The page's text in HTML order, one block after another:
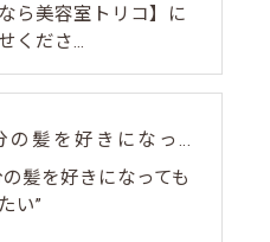
ら美容室トリコ】に
くださ...
“自分の髪を好きになってもらいたい”
の髪を好きになっても
い”